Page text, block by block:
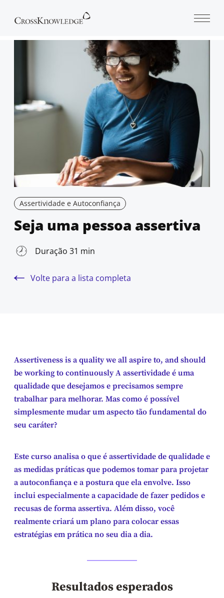
Assertividade e Autoconfiança
Seja uma pessoa assertiva
Duração 31 min
Volte para a lista completa
Assertiveness is a quality we all aspire to, and should
be working to continuously A assertividade é uma
qualidade que desejamos e precisamos sempre
trabalhar para melhorar. Mas como é possível
simplesmente mudar um aspecto tão fundamental do
seu caráter?
Este curso analisa o que é assertividade de qualidade e
as medidas práticas que podemos tomar para projetar
a autoconfiança e a postura que ela envolve. Isso
inclui especialmente a capacidade de fazer pedidos e
recusas de forma assertiva. Além disso, você
realmente criará um plano para colocar essas
estratégias em prática no seu dia a dia.
Resultados esperados